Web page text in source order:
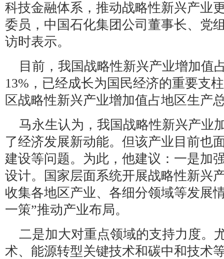
科技金融体系，推动战略性新兴产业
委员，中国石化集团公司董事长、党
访时表示。
目前，我国战略性新兴产业增加值
13%，已经成长为国民经济的重要支
区战略性新兴产业增加值占地区生产
马永生认为，我国战略性新兴产业
了经济发展新动能。但该产业目前也
建设等问题。为此，他建议：一是加
设计。国家层面系统开展战略性新兴
收集各地区产业、各细分领域等发展
一策”推动产业布局。
二是加大对重点领域的支持力度。
术、能源转型关键技术和碳中和技术